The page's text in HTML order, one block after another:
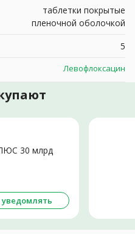
таблетки покрытые
пленочной оболочкой
5
Левофлоксацин
30 млрд
уведомлять